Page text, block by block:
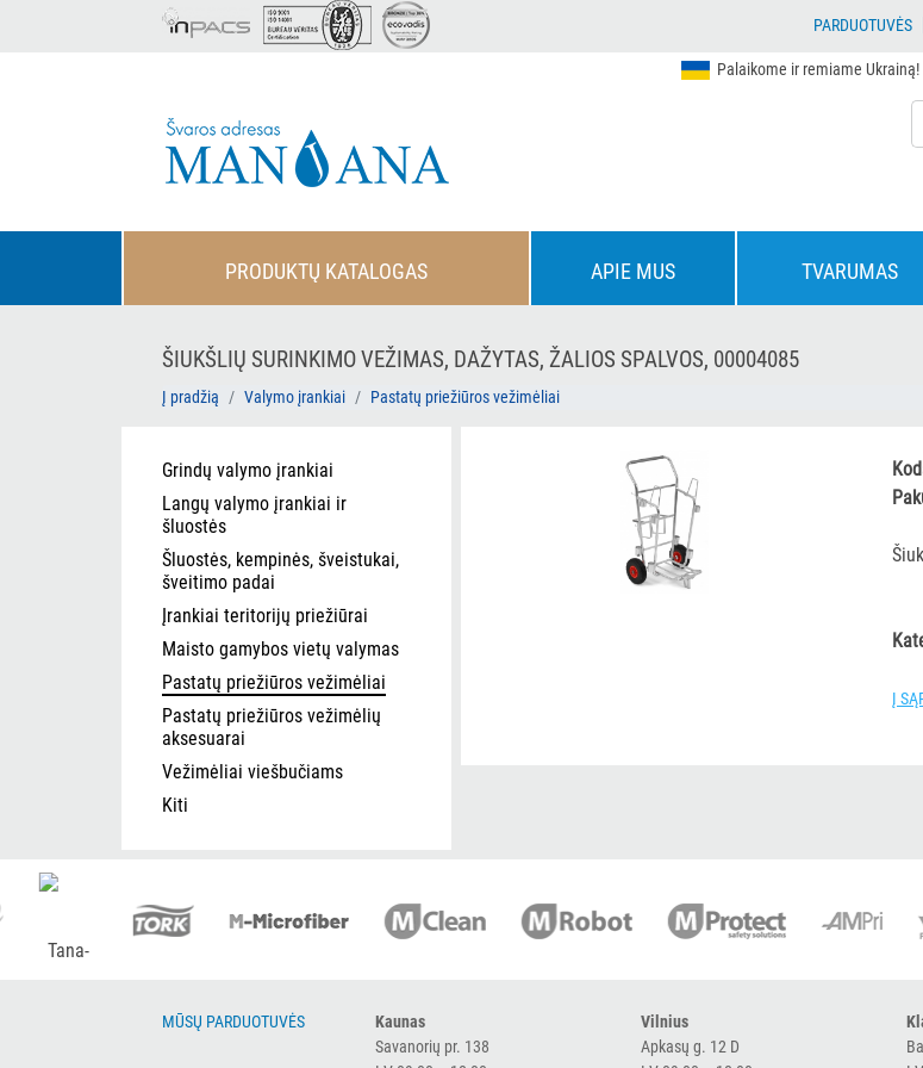
PARDUOTUVĖS
Palaikome ir remiame Ukrainą!
PRODUKTŲ KATALOGAS APIE MUS TVARUMAS
ŠIUKŠLIŲ SURINKIMO VEŽIMAS, DAŽYTAS, ŽALIOS SPALVOS, 00004085
Į pradžią Valymo įrankiai Pastatų priežiūros vežimėliai
Grindų valymo įrankiai
Langų valymo įrankiai ir
šluostės
Šluostės, kempinės, šveistukai,
šveitimo padai
Įrankiai teritorijų priežiūrai
Maisto gamybos vietų valymas
Pastatų priežiūros vežimėliai
Pastatų priežiūros vežimėlių
aksesuarai
Vežimėliai viešbučiams
Kiti
Į
MŪSŲ PARDUOTUVĖS
Kaunas
Savanorių pr. 138
Vilnius
Apkasų g. 12 D